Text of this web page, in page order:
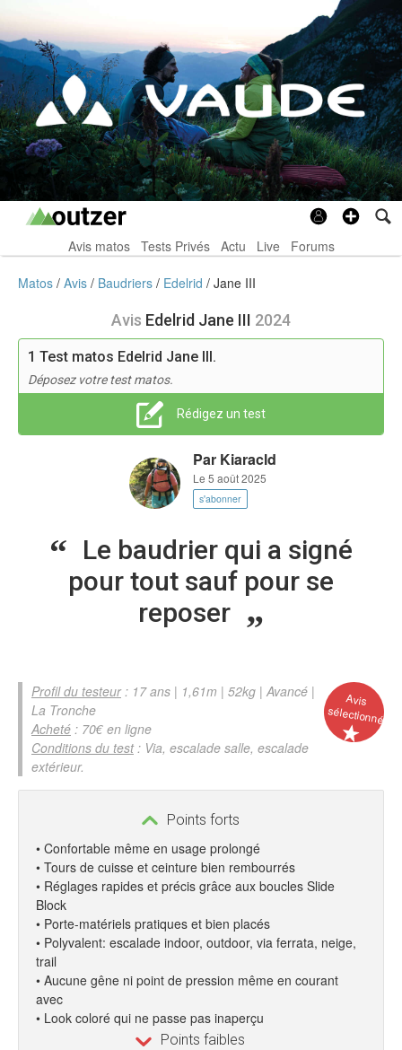
Avis matos Tests Privés Actu Live Forums
Matos Avis Baudriers Edelrid Jane III
Avis Edelrid Jane III 2024
1 Test matos Edelrid Jane III.
Déposez votre test matos.
Rédigez un test
Par Kiaracld
Le 5 août 2025
s'abonner
Le baudrier qui a signé
pour tout sauf pour se
reposer
Avis
sélectionné
Profil du testeur: 17 ans | 1,61m | 52kg | Avancé |
La Tronche
Acheté : 70€ en ligne
Conditions du test: Via, escalade salle, escalade
extérieur.
Points forts
• Confortable même en usage prolongé
• Tours de cuisse et ceinture bien rembourrés
• Réglages rapides et précis grâce aux boucles Slide
Block
• Porte-matériels pratiques et bien placés
• Polyvalent: escalade indoor, outdoor, via ferrata, neige,
trail
• Aucune gêne ni point de pression même en courant
avec
• Look coloré qui ne passe pas inaperçu
Points faibles